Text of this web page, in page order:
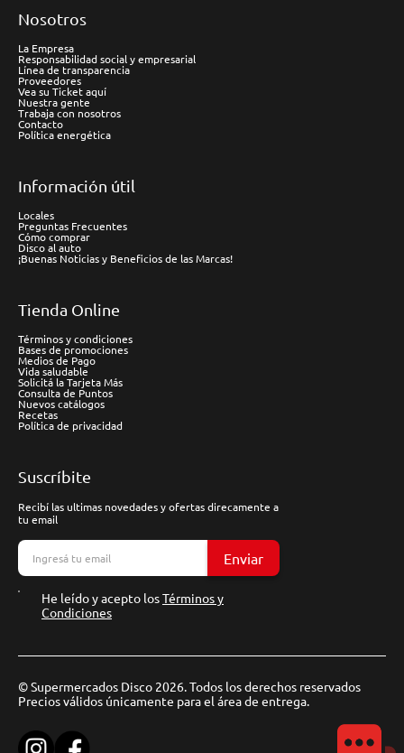
Nosotros
La Empresa
Responsabilidad social y empresarial
Línea de transparencia
Proveedores
Vea su Ticket aquí
Nuestra gente
Trabaja con nosotros
Contacto
Política energética
Información útil
Locales
Preguntas Frecuentes
Cómo comprar
Disco al auto
¡Buenas Noticias y Beneficios de las Marcas!
Tienda Online
Términos y condiciones
Bases de promociones
Medios de Pago
Vida saludable
Solicitá la Tarjeta Más
Consulta de Puntos
Nuevos catálogos
Recetas
Política de privacidad
Suscríbite
Recibí las ultimas novedades y ofertas direcamente a
tu email
Enviar
He leído y acepto losTérminos y
Condiciones
© Supermercados Disco 2026. Todos los derechos reservados
Precios válidos únicamente para el área de entrega.